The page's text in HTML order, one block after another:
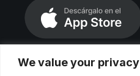
We value your privacy